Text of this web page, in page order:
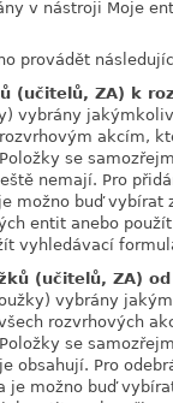
v nástroji Moje
provádět
(učitelů, ZA) k
vybrány
akcím,
se
nemají. Pro
možno buď vybírat
entit anebo
vyhledávací
(učitelů, ZA)
vybrány
rozvrhových
se
obsahují. Pro
je možno buď